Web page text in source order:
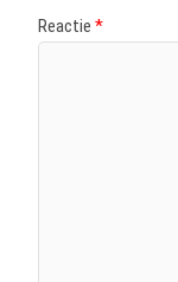
Reactie *